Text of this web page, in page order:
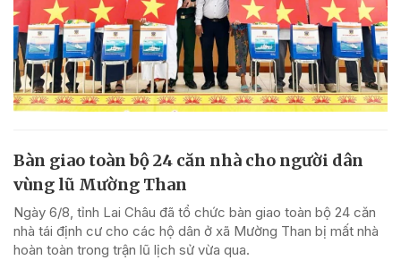
Bàn giao toàn bộ 24 căn nhà cho người dân
vùng lũ Mường Than
Ngày 6/8, tỉnh Lai Châu đã tổ chức bàn giao toàn bộ 24 căn
nhà tái định cư cho các hộ dân ở xã Mường Than bị mất nhà
hoàn toàn trong trận lũ lịch sử vừa qua.